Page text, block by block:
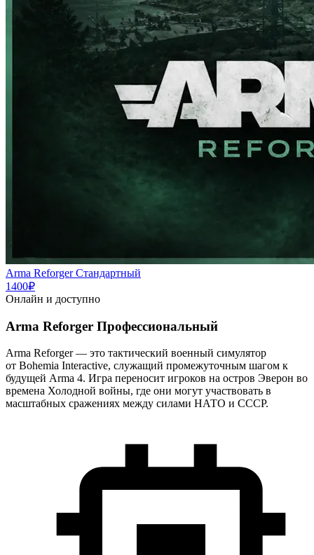
Arma Reforger Стандартный
1400₽
Онлайн и доступно
Arma Reforger Профессиональный
Arma Reforger— это тактический военный симулятор
от Bohemia Interactive, служащий промежуточным шагом к
будущей Arma 4. Игра переносит игроков на остров Эверон во
времена Холодной войны, где они могут участвовать в
масштабных сражениях между силами НАТО и СССР.